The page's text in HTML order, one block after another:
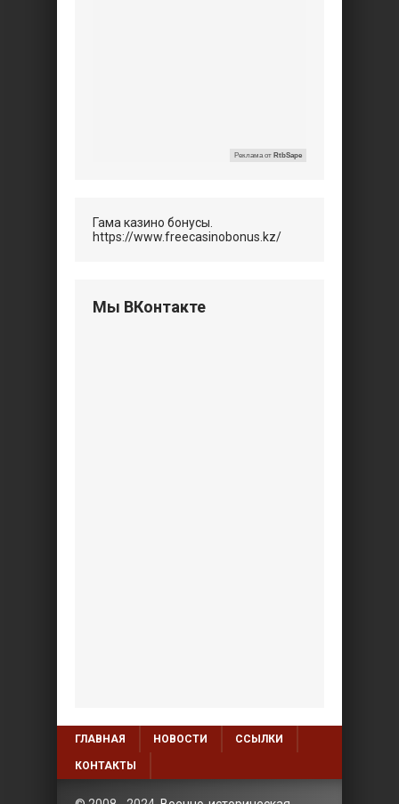
Реклама от RtbSape
Гама казино бонусы.
https://www.freecasinobonus.kz/
Мы ВКонтакте
ГЛАВНАЯ НОВОСТИ ССЫЛКИ
КОНТАКТЫ